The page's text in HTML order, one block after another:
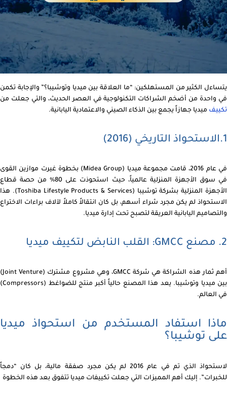
يتساءل الكثير من المستهلكين: “ما العلاقة بين ميديا وتوشيبا؟” والإجابة تكمن
في واحدة من أضخم الشراكات التكنولوجية في العصر الحديث، والتي جعلت من
تكييف ميديا جهازاً يجمع بين الذكاء الصيني والاعتمادية اليابانية.
1.الاستحواذ التاريخي (2016)
في عام 2016، قامت مجموعة ميديا (Midea Group) بخطوة غيرت موازين القوى
في سوق الأجهزة المنزلية عالمياً، حيث استحوذت على 80% من حصة قطاع
الأجهزة المنزلية بشركة توشيبا (Toshiba Lifestyle Products & Services). هذا
الاستحواذ لم يكن مجرد شراء أسهم، بل كان انتقالاً كاملاً لآلاف براءات الاختراع
والتصاميم اليابانية العريقة لتصبح تحت إدارة ميديا.
2. مصنع GMCC: القلب النابض لتكييف ميديا
أهم ثمار هذه الشراكة هي شركة GMCC، وهي مشروع مشترك (Joint Venture)
بين ميديا وتوشيبا. يعد هذا المصنع حالياً أكبر منتج للضواغط (Compressors)
في العالم.
ماذا استفاد المستخدم من استحواذ ميديا
على توشيبا؟
لاستحواذ الذي تم في عام 2016 لم يكن مجرد صفقة مالية، بل كان “دمجاً
للخبرات”. إليك أهم المميزات التي جعلت تكييفات ميديا تتفوق بعد هذه الخطوة